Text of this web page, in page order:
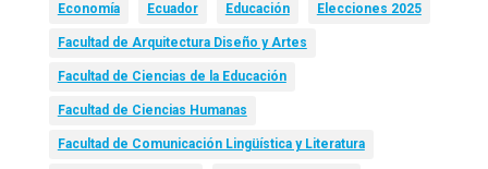
Economía Ecuador Educación Elecciones 2025
Facultad de Arquitectura Diseño y Artes
Facultad de Ciencias de la Educación
Facultad de Ciencias Humanas
Facultad de Comunicación Lingüística y Literatura